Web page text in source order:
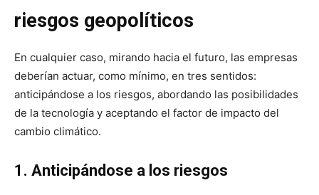
riesgos geopolíticos
En cualquier caso, mirando hacia el futuro, las empresas
deberían actuar, como mínimo, en tres sentidos:
anticipándose a los riesgos, abordando las posibilidades
de la tecnología y aceptando el factor de impacto del
cambio climático.
1. Anticipándose a los riesgos